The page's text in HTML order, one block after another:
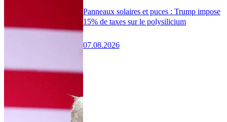
Panneaux solaires et puces : Trump impose
15% de taxes sur le polysilicium
07.08.2026